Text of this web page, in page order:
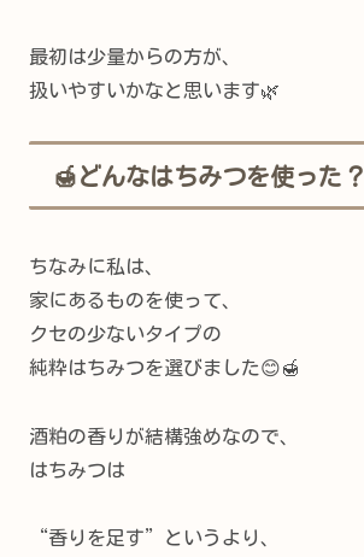
最初は少量からの方が、
扱いやすいかなと思います🌿
🍯どんなはちみつを使った？
ちなみに私は、
家にあるものを使って、
クセの少ないタイプの
純粋はちみつを選びました😊🍯
酒粕の香りが結構強めなので、
はちみつは
“香りを足す”というより、